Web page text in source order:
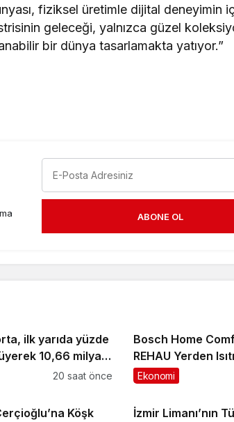
fiziksel üretimle dijital deneyimin
geleceği, yalnızca güzel
bir dünya tasarlamakta yatıyor.”
ABONE OL
ilk yarıda yüzde
10,66 milyar
ulaştı
20 saat önce
Bosch Home
REHAU Yerden
Sistemleri’nin
Ekonomi
Köşk İzmir Limanı’nın